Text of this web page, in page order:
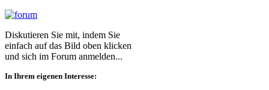
Diskutieren Sie mit, indem Sie
einfach auf das Bild oben klicken
und sich im Forum anmelden...
In Ihrem eigenen Interesse: